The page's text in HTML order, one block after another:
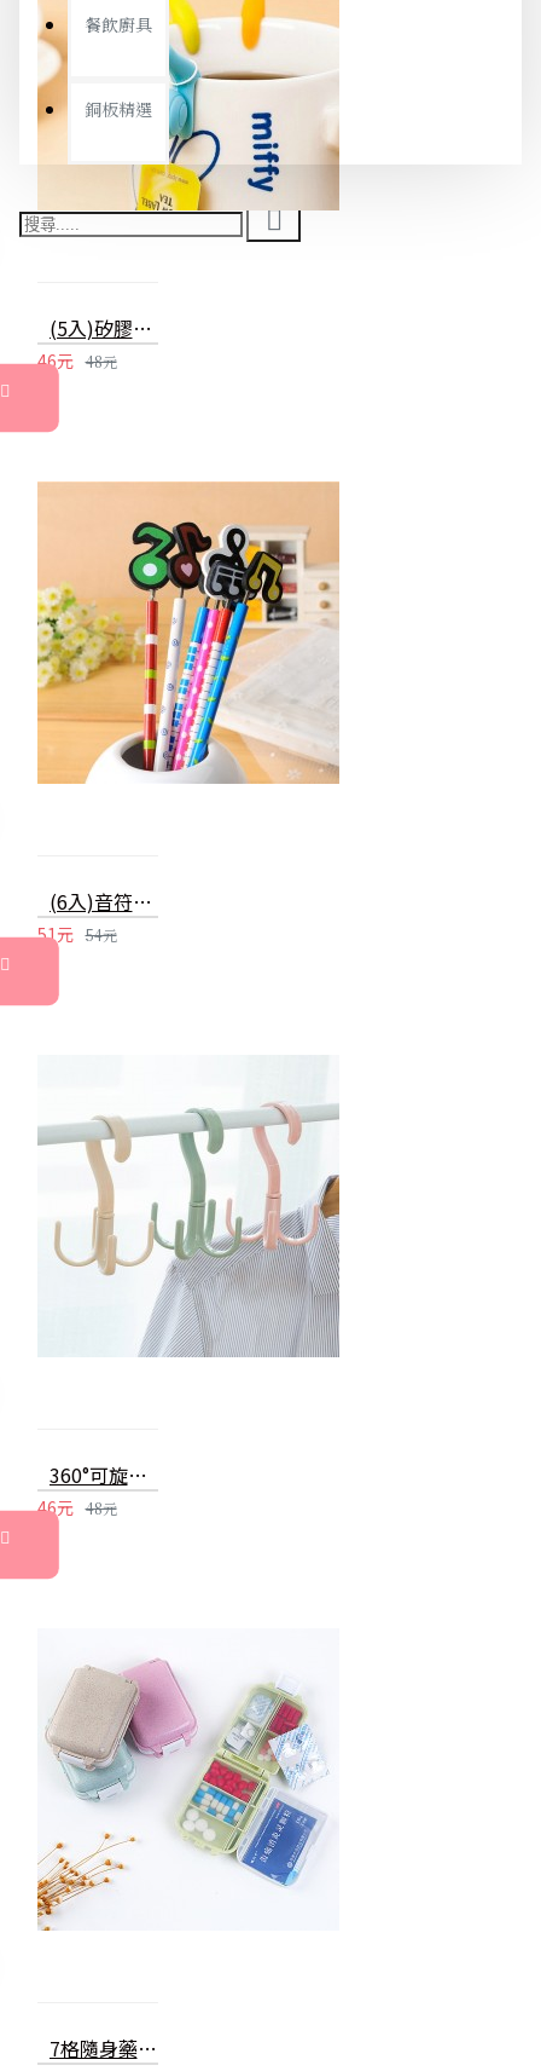
餐飲廚具
銅板精選
(5入)矽膠蝸牛造型茶包掛夾 杯緣子
46元 48元
(6入)音符木製鉛筆 韓國文具可愛多色
51元 54元
360°可旋轉S鉤 圍巾掛架 皮帶包包收納架 塑膠衣服掛勾
46元 48元
7格隨身藥盒 一周分藥盒 旅行收納盒